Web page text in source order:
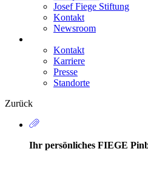
Josef Fiege Stiftung
Kontakt
Newsroom
Secondary
Navigation
Kontakt
Karriere
Presse
Standorte
Zurück
Ihr persönliches FIEGE